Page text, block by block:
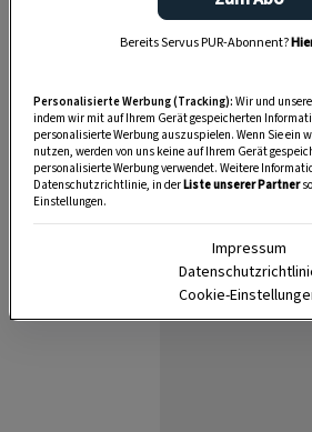
Anzeige
Bereits Servus PUR-Abonnent?
Personalisierte Werbung (Tracking): Wir und
indem wir mit auf Ihrem Gerät gespeicherten
personalisierte Werbung auszuspielen. Wenn Sie ein
nutzen, werden von uns keine auf Ihrem Gerät
personalisierte Werbung verwendet. Weitere
Datenschutzrichtlinie, in derListe unserer Partner
Einstellungen.
Impressum
Cookie-